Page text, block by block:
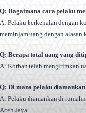
Q: Bagaimana cara pelaku
A: Pelaku berkenalan dengan
meminjam uang dengan alasan
Q: Berapa total uang yang
A: Korban telah mengirimkan
Q: Di mana pelaku
A: Pelaku diamankan di
Aceh Jaya.